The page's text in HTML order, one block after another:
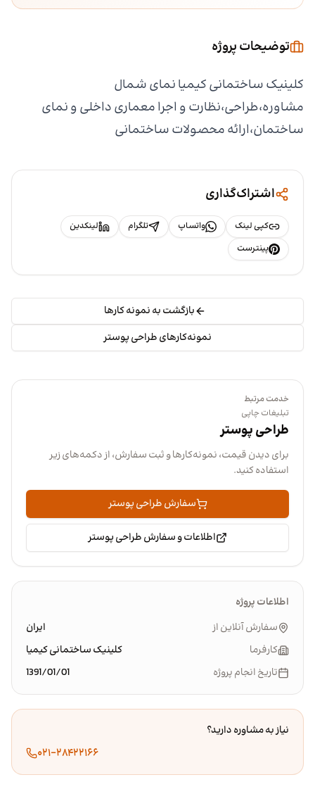
توضیحات پروژه
کلینیک ساختمانی کیمیا نمای شمال
مشاوره،طراحی،نظارت و اجرا معماری داخلی و نمای
ساختمان،ارائه محصولات ساختمانی
اشتراک‌گذاری
کپی لینک واتساپ تلگرام
لینکدین
پینترست
بازگشت به نمونه کارها
نمونه‌کارهای طراحی پوستر
خدمت مرتبط
تبلیغات چاپی
طراحی پوستر
برای دیدن قیمت، نمونه‌کارها و ثبت سفارش، از دکمه‌های زیر
استفاده کنید.
سفارش طراحی پوستر
اطلاعات و سفارش طراحی پوستر
اطلاعات پروژه
سفارش آنلاین از
ایران
کارفرما
کلینیک ساختمانی کیمیا
تاریخ انجام پروژه
1391/01/01
نیاز به مشاوره دارید؟
۰۲۱-۲۸۴۲۲۱۶۶